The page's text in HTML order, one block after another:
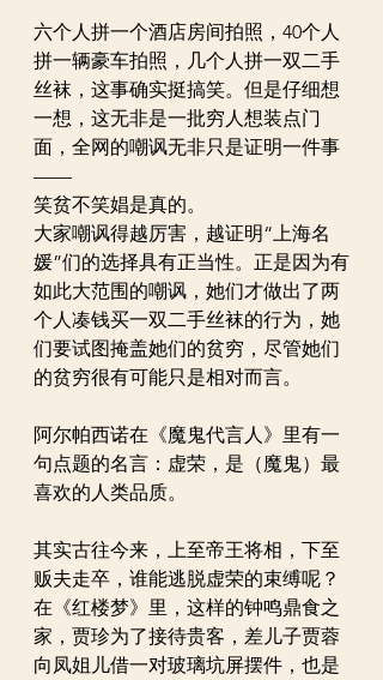
六个人拼一个酒店房间拍照，40个人
拼一辆豪车拍照，几个人拼一双二手
丝袜，这事确实挺搞笑。但是仔细想
一想，这无非是一批穷人想装点门
面，全网的嘲讽无非只是证明一件事
——
笑贫不笑娼是真的。
大家嘲讽得越厉害，越证明“上海名
媛”们的选择具有正当性。正是因为有
如此大范围的嘲讽，她们才做出了两
个人凑钱买一双二手丝袜的行为，她
们要试图掩盖她们的贫穷，尽管她们
的贫穷很有可能只是相对而言。
阿尔帕西诺在《魔鬼代言人》里有一
句点题的名言：虚荣，是（魔鬼）最
喜欢的人类品质。
其实古往今来，上至帝王将相，下至
贩夫走卒，谁能逃脱虚荣的束缚呢？
在《红楼梦》里，这样的钟鸣鼎食之
家，贾珍为了接待贵客，差儿子贾蓉
向凤姐儿借一对玻璃坑屏摆件，也是